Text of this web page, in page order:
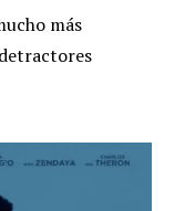
más